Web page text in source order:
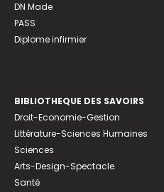
DN Made
PASS
Diplome infirmier
BIBLIOTHEQUE DES SAVOIRS
Droit-Economie-Gestion
Littérature-Sciences Humaines
Sciences
Arts-Design-Spectacle
Santé